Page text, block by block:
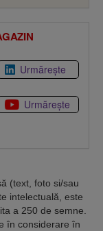
Urmărește
Urmărește
(text, foto si/sau
intelectuală, este
a 250 de semne.
în considerare în